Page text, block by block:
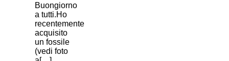
Buongiorno
a tutti.Ho
recentemente
acquisito
un fossile
(vedi foto